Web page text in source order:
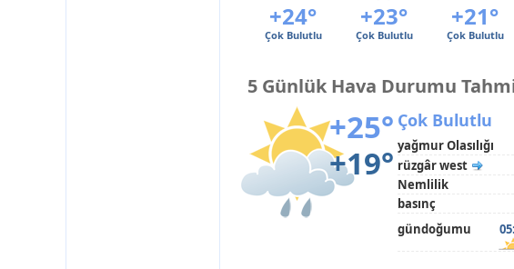
+24° +23° +21°
Çok Bulutlu Çok Bulutlu Çok Bulutlu
5 Günlük Hava Durumu
+25°
+19°
Çok Bulutlu
yağmur Olasılığı
rüzgâr west
Nemlilik
basınç
gündoğumu